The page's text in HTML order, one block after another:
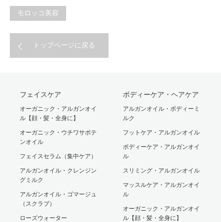
モロッコ美容
トップページに戻る
フェイスケア
オーガニック・アルガンオイ
ル【顔・髪・全身に】
オーガニック・ウチワサボテ
ンオイル
フェイスセラム（集中ケア）
アルガンオイル・クレンジン
グミルク
アルガンオイル・ゴマージュ
（スクラブ）
ローズウォーター
ボディーケア・ヘアケア
アルガンオイル・ボディーミ
ルク
フットケア・アルガンオイル
ボディーケア・アルガンオイ
ル
スリミング・アルガンオイル
マッスルケア・アルガンオイ
ル
オーガニック・アルガンオイ
ル【顔・髪・全身に】